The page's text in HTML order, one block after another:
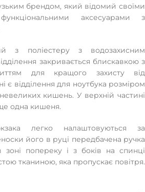
брендом, який відомий своїми
аксесуарами з
з поліестеру з водозахисним
закривається блискавкою з
для кращого захисту від
є відділення для ноутбука розміром
кишень. У верхній частині
одна кишеня.
легко налаштовуються за
його в руці передбачена ручка
зоні попереку і з боків на спинці
тканиною, яка пропускає повітря.